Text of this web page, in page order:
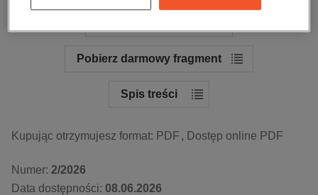
Pobierz darmowy fragment
Spis treści
Numer: 2/2026
Data dostępności: 08.06.2026
Kupując otrzymujesz format: PDF Dostęp online PDF